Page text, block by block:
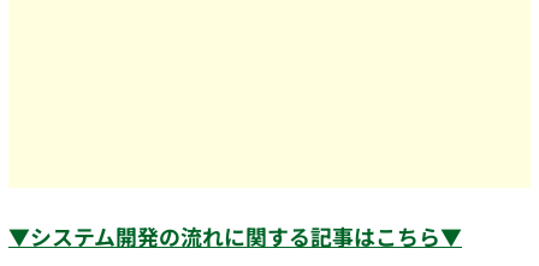
▼システム開発の流れに関する記事はこちら▼